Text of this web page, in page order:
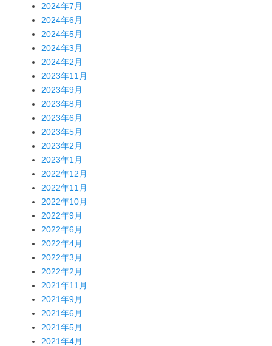
2024年7月
2024年6月
2024年5月
2024年3月
2024年2月
2023年11月
2023年9月
2023年8月
2023年6月
2023年5月
2023年2月
2023年1月
2022年12月
2022年11月
2022年10月
2022年9月
2022年6月
2022年4月
2022年3月
2022年2月
2021年11月
2021年9月
2021年6月
2021年5月
2021年4月